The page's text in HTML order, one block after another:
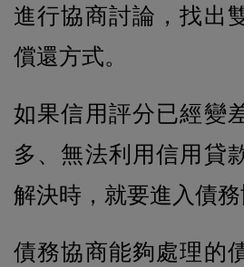
進行協商討論，找出
償還方式。
如果信用評分已經變
多、無法利用信用貸
解決時，就要進入債務
債務協商能夠處理的